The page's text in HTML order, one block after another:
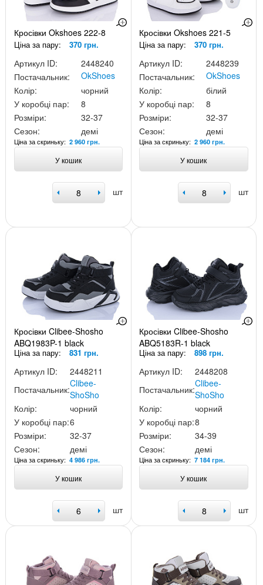
Кросівки Okshoes 222-8
Ціна за пару: 370 грн.
Артикул ID:
2448240
Постачальник:
OkShoes
Колір:
чорний
У коробці пар:
8
Розміри:
32-37
Сезон:
демі
Ціна за скриньку: 2 960 грн.
У кошик
шт
Кросівки Okshoes 221-5
Ціна за пару: 370 грн.
Артикул ID:
2448239
Постачальник:
OkShoes
Колір:
білий
У коробці пар:
8
Розміри:
32-37
Сезон:
демі
Ціна за скриньку:2 960 грн.
У кошик
шт
Кросівки Clibee-Shosho
ABQ1983P-1 black
Ціна за пару: 831 грн.
Артикул ID:
2448211
Постачальник:
Clibee-
ShoSho
Колір:
чорний
У коробці пар:6
Розміри:
32-37
Сезон:
демі
Ціна за скриньку: 4 986 грн.
У кошик
шт
Кросівки Clibee-Shosho
ABQ5183R-1 black
Ціна за пару: 898 грн.
Артикул ID:
2448208
Постачальник:
Clibee-
ShoSho
Колір:
чорний
У коробці пар:8
Розміри:
34-39
Сезон:
демі
Ціна за скриньку:7 184 грн.
У кошик
шт